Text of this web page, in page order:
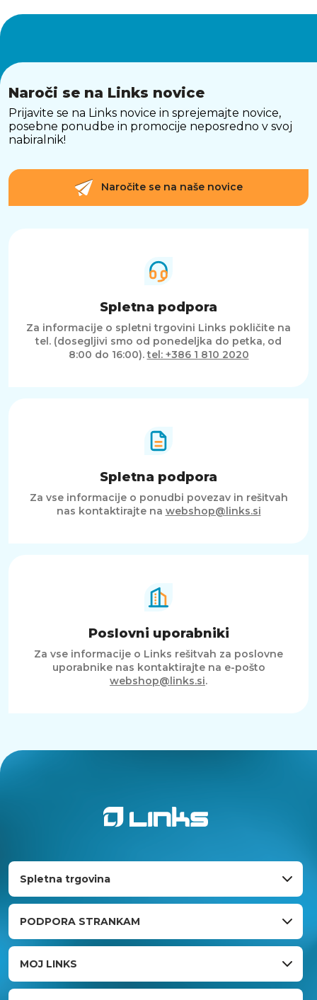
Naroči se na Links novice
Prijavite se na Links novice in sprejemajte novice,
posebne ponudbe in promocije neposredno v svoj
nabiralnik!
Naročite se na naše novice
Spletna podpora
Za informacije o spletni trgovini Links pokličite na
tel. (dosegljivi smo od ponedeljka do petka, od
8:00 do 16:00).tel: +386 1 810 2020
Spletna podpora
Za vse informacije o ponudbi povezav in rešitvah
nas kontaktirajte na webshop@links.si
Poslovni uporabniki
Za vse informacije o Links rešitvah za poslovne
uporabnike nas kontaktirajte na e-pošto
webshop@links.si.
Spletna trgovina
PODPORA STRANKAM
MOJ LINKS